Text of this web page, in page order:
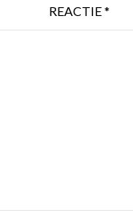
REACTIE*